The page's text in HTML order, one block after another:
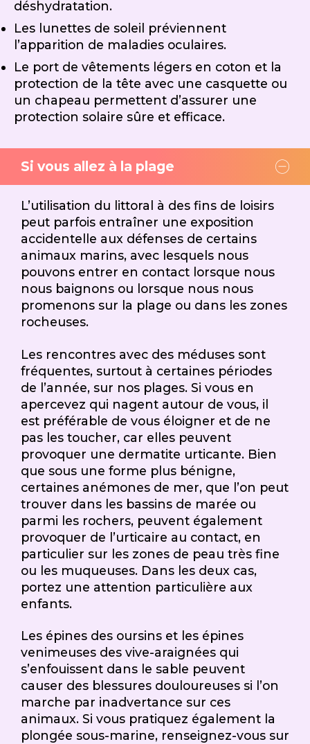
déshydratation.
Les lunettes de soleil préviennent
l’apparition de maladies oculaires.
Le port de vêtements légers en coton et la
protection de la tête avec une casquette ou
un chapeau permettent d’assurer une
protection solaire sûre et efficace.
Si vous allez à la plage
L’utilisation du littoral à des fins de loisirs
peut parfois entraîner une exposition
accidentelle aux défenses de certains
animaux marins, avec lesquels nous
pouvons entrer en contact lorsque nous
nous baignons ou lorsque nous nous
promenons sur la plage ou dans les zones
rocheuses.
Les rencontres avec des méduses sont
fréquentes, surtout à certaines périodes
de l’année, sur nos plages. Si vous en
apercevez qui nagent autour de vous, il
est préférable de vous éloigner et de ne
pas les toucher, car elles peuvent
provoquer une dermatite urticante. Bien
que sous une forme plus bénigne,
certaines anémones de mer, que l’on peut
trouver dans les bassins de marée ou
parmi les rochers, peuvent également
provoquer de l’urticaire au contact, en
particulier sur les zones de peau très fine
ou les muqueuses. Dans les deux cas,
portez une attention particulière aux
enfants.
Les épines des oursins et les épines
venimeuses des vive-araignées qui
s’enfouissent dans le sable peuvent
causer des blessures douloureuses si l’on
marche par inadvertance sur ces
animaux. Si vous pratiquez également la
plongée sous-marine, renseignez-vous sur